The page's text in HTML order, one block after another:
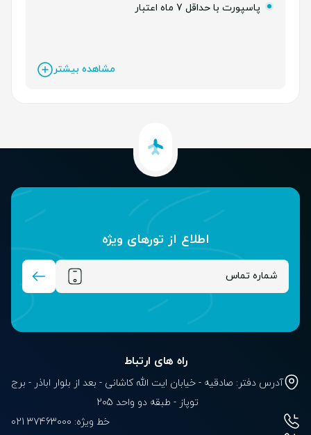
پاسپورت با حداقل 7 ماه اعتبار
مشاهده بیشتر
اطلاع از تور‌های ویژه
راه های ارتباط
آدرس دفتر: صادقیه - خیابان ایت الله کاشانی - بعد از بلوار‌‌ اباذر - برج
توپاز - طبقه دو واحد 205
خط ویژه: 37463000 021